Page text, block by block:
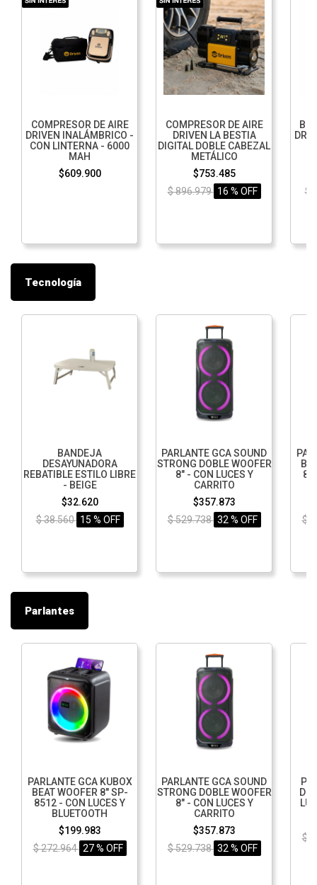
COMPRESOR DE AIRE
DRIVEN INALÁMBRICO -
CON LINTERNA - 6000
MAH
$609.900
COMPRESOR DE AIRE
DRIVEN LA BESTIA
DIGITAL DOBLE CABEZAL
METÁLICO
$753.485
$ 896.979 16 % OFF $
Tecnología
BANDEJA
DESAYUNADORA
REBATIBLE ESTILO LIBRE
- BEIGE
$32.620
$ 38.560 15 % OFF
PARLANTE GCA SOUND
STRONG DOBLE WOOFER
8" - CON LUCES Y
CARRITO
$357.873
$ 529.738 32 % OFF $
Parlantes
PARLANTE GCA KUBOX
BEAT WOOFER 8" SP-
8512 - CON LUCES Y
BLUETOOTH
$199.983
$ 272.964 27 % OFF
PARLANTE GCA SOUND
STRONG DOBLE WOOFER
8" - CON LUCES Y
CARRITO
$357.873
$ 529.738 32 % OFF
$